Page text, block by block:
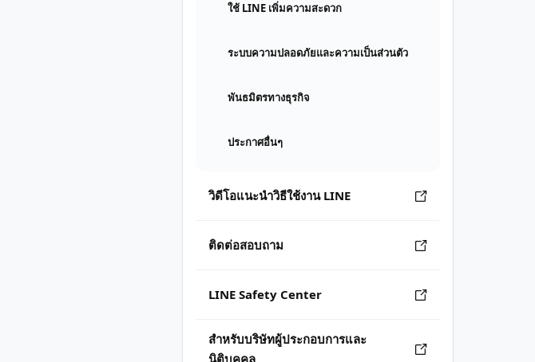
ใช้ LINE เพิ่มความสะดวก
ระบบความปลอดภัยและความเป็นส่วนตัว
พันธมิตรทางธุรกิจ
ประกาศอื่นๆ
วิดีโอแนะนำวิธีใช้งาน LINE
ติดต่อสอบถาม
LINE Safety Center
สำหรับบริษัทผู้ประกอบการและ
นิติบุคคล